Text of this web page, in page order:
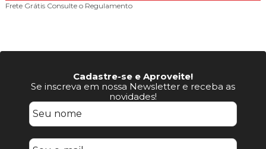
Frete Grátis Consulte o Regulamento
Cadastre-se e Aproveite!
Se inscreva em nossa Newsletter e receba as
novidades!